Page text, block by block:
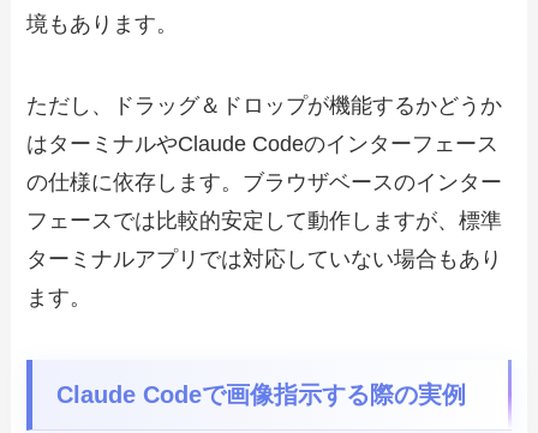
境もあります。
ただし、ドラッグ＆ドロップが機能するかどうか
はターミナルやClaude Codeのインターフェース
の仕様に依存します。ブラウザベースのインター
フェースでは比較的安定して動作しますが、標準
ターミナルアプリでは対応していない場合もあり
ます。
Claude Codeで画像指示する際の実例